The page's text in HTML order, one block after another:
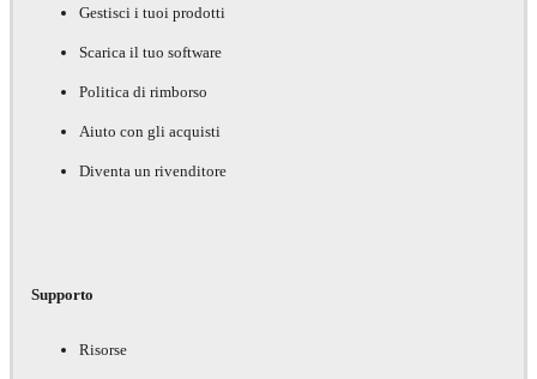
Gestisci i tuoi prodotti
Scarica il tuo software
Politica di rimborso
Aiuto con gli acquisti
Diventa un rivenditore
Supporto
Risorse